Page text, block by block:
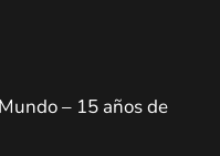
– 15 años de